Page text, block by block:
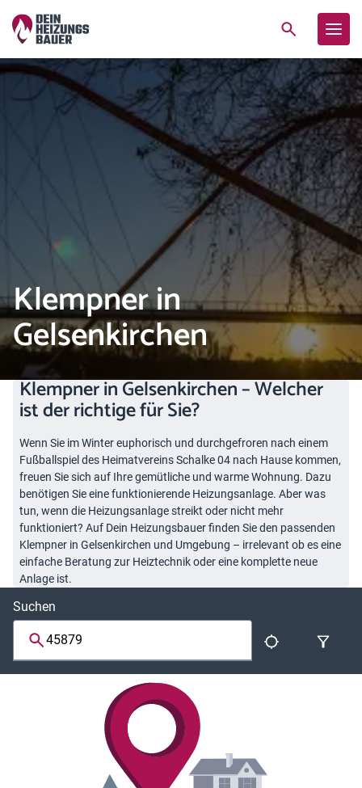
Klempner in
Gelsenkirchen
Klempner in Gelsenkirchen – Welcher
ist der richtige für Sie?
Wenn Sie im Winter euphorisch und durchgefroren nach einem
Fußballspiel des Heimatvereins Schalke 04 nach Hause kommen,
freuen Sie sich auf Ihre gemütliche und warme Wohnung. Dazu
benötigen Sie eine funktionierende Heizungsanlage. Aber was
tun, wenn die Heizungsanlage streikt oder nicht mehr
funktioniert? Auf Dein Heizungsbauer finden Sie den passenden
Klempner in Gelsenkirchen und Umgebung – irrelevant ob es eine
einfache Beratung zur Heiztechnik oder eine komplette neue
Anlage ist.
Suchen